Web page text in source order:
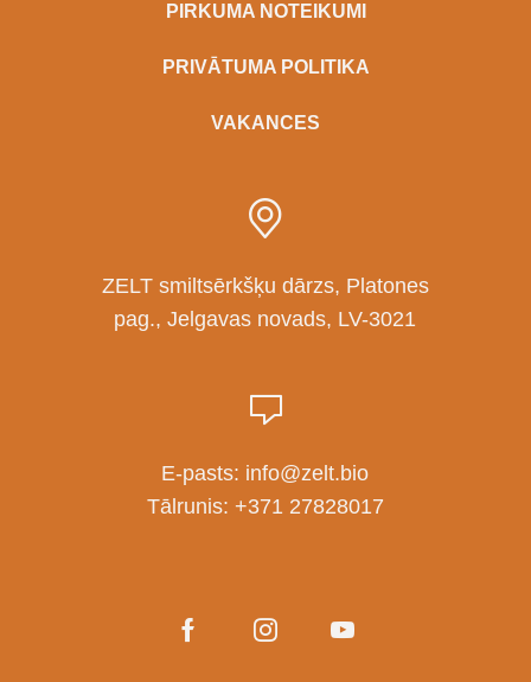
PIRKUMA NOTEIKUMI
PRIVĀTUMA POLITIKA
VAKANCES
ZELT smiltsērkšķu dārzs, Platones
pag., Jelgavas novads, LV-3021
E-pasts: info@zelt.bio
Tālrunis: +371 27828017